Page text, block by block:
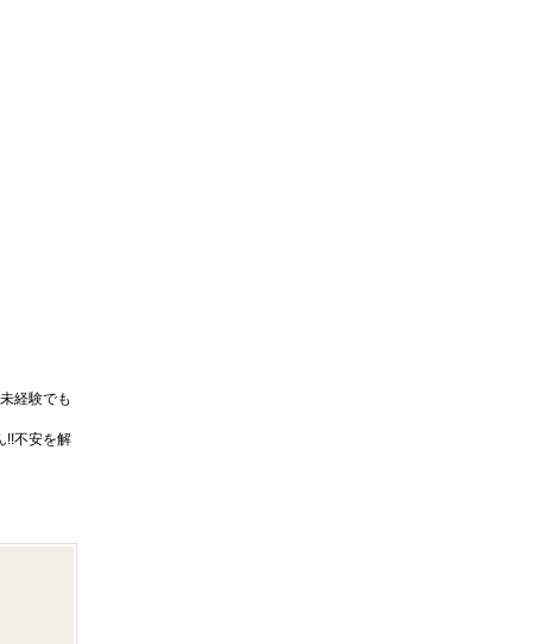
経験でも
!!不安を解